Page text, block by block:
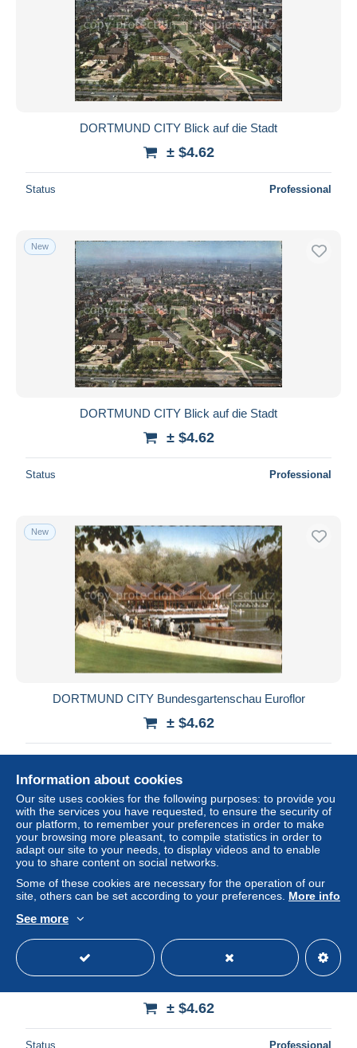
DORTMUND CITY Blick auf die Stadt
± $4.62
Status Professional
New
DORTMUND CITY Blick auf die Stadt
± $4.62
Status Professional
New
DORTMUND CITY Bundesgartenschau Euroflor
± $4.62
New
± $4.62
Status Professional
Information about cookies
Our site uses cookies for the following purposes: to provide you
with the services you have requested, to ensure the security of
our platform, to remember your preferences in order to make
your browsing more pleasant, to compile statistics in order to
adapt our site to your needs, to display videos and to enable
you to share content on social networks.
Some of these cookies are necessary for the operation of our
site, others can be set according to your preferences. More info
See more